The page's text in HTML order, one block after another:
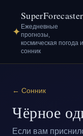
✦
SuperForecaster
Ежедневные
прогнозы,
космическая погода и
сонник
← Сонник
Чёрное
Если вам